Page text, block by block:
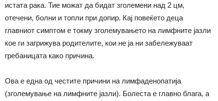
истата рака. Тие можат да бидат зголемени над 2 цм,
отечени, болни и топли при допир. Кај повеќето деца
главниот симптом е токму зголемувањето на лимфните јазли
кое ги загрижува родителите, кои не ја ни забележуваат
гребаницата како причина.
Ова е една од честите причини на лимфаденопатија
(зголемување на лимфните јазли). Болеста е главно блага, а